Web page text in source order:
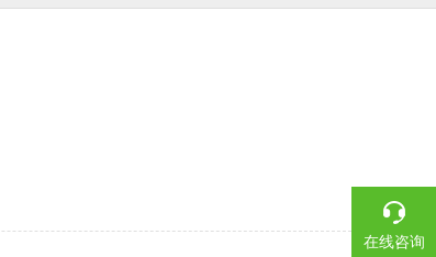
在线咨询